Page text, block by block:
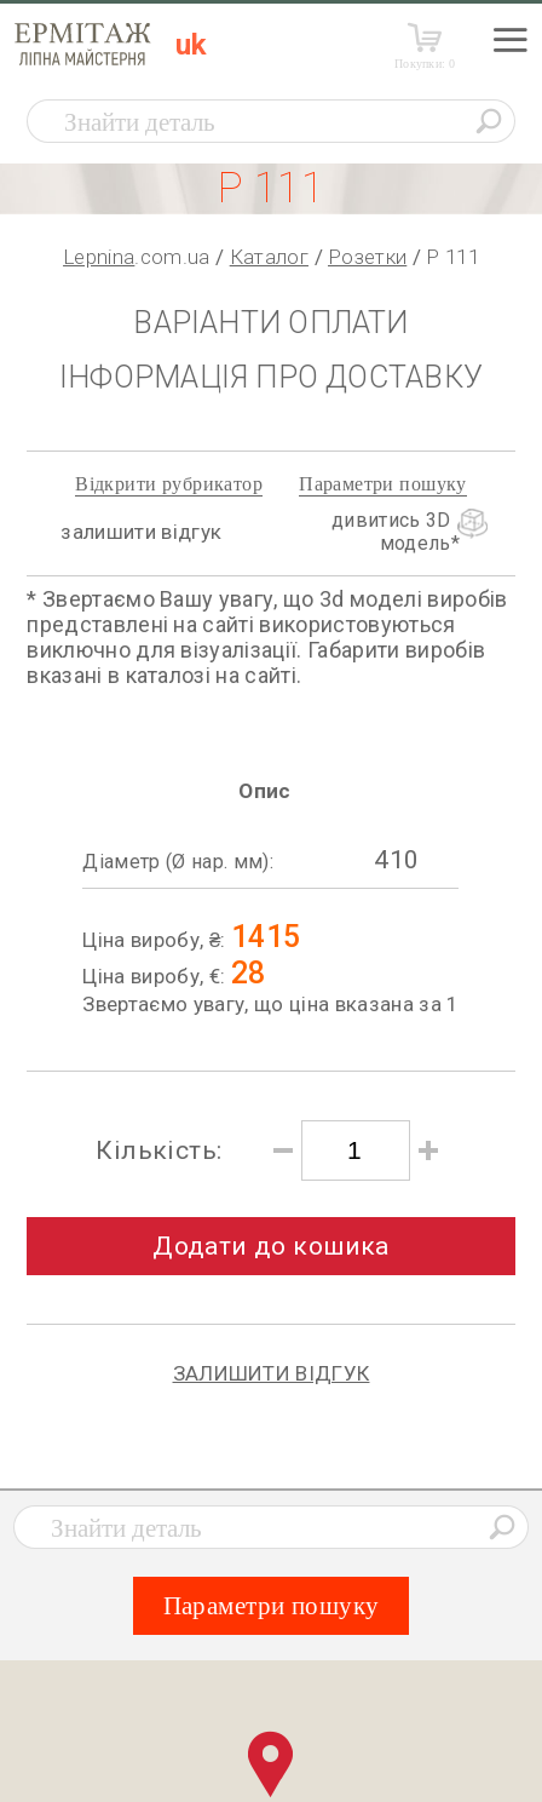
uk
Покупки:0
Р 111
Lepnina.com.ua Каталог Розетки Р 111
ВАРІАНТИ ОПЛАТИ
ІНФОРМАЦІЯ ПРО ДОСТАВКУ
залишити відгук
дивитись 3D
модель
Відкрити рубрикатор Параметри пошуку
* Звертаємо Вашу увагу, що 3d моделі виробів
представлені на сайті використовуються
виключно для візуалізації. Габарити виробів
вказані в каталозі на сайті.
Опис
Діаметр (Ø нар. мм): 410
Ціна виробу, ₴: 1415
Ціна виробу, €: 28
Звертаємо увагу, що ціна вказана за 1
Кількість:
Додати до кошика
ЗАЛИШИТИ ВІДГУК
Параметри пошуку